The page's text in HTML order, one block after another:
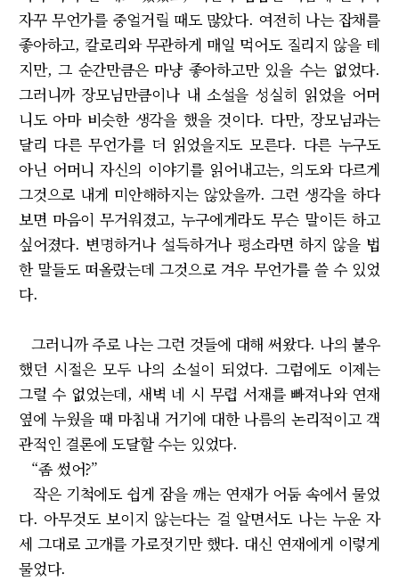
자꾸 무언가를 중얼거릴 때도 많았다. 여전히 나는 잡채를
좋아하고, 칼로리와 무관하게 매일 먹어도 질리지 않을 테
지만, 그 순간만큼은 마냥 좋아하고만 있을 수는 없었다.
그러니까 장모님만큼이나 내 소설을 성실히 읽었을 어머
니도 아마 비슷한 생각을 했을 것이다. 다만, 장모님과는
달리 다른 무언가를 더 읽었을지도 모른다. 다른 누구도
아닌 어머니 자신의 이야기를 읽어내고는, 의도와 다르게
그것으로 내게 미안해하지는 않았을까. 그런 생각을 하다
보면 마음이 무거워졌고, 누구에게라도 무슨 말이든 하고
싶어졌다. 변명하거나 설득하거나 평소라면 하지 않을 법
한 말들도 떠올랐는데 그것으로 겨우 무언가를 쓸 수 있었
다.
그러니까 주로 나는 그런 것들에 대해 써왔다. 나의 불우
했던 시절은 모두 나의 소설이 되었다. 그럼에도 이제는
그럴 수 없었는데, 새벽 네 시 무렵 서재를 빠져나와 연재
옆에 누웠을 때 마침내 거기에 대한 나름의 논리적이고 객
관적인 결론에 도달할 수는 있었다.
“좀 썼어?”
작은 기척에도 쉽게 잠을 깨는 연재가 어둠 속에서 물었
다. 아무것도 보이지 않는다는 걸 알면서도 나는 누운 자
세 그대로 고개를 가로젓기만 했다. 대신 연재에게 이렇게
물었다.